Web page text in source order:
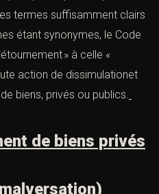
criminelle, qui impose
dans des termes
Les deux termes
a substitué celle de «
», et réprime toute